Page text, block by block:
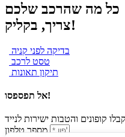
כל מה שהרכב שלכם
צריך, בקליק!
בדיקה לפני קניה
טסט לרכב
תיקון תאונות
אל תפספסו!
מספר טלפון